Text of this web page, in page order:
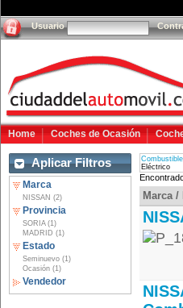
Usuario
Home Coches de Ocasión
Aplicar Filtros
Marca
NISSAN (2)
Provincia
SORIA (1)
MADRID (1)
Estado
Seminuevo (1)
Ocasión (1)
Vendedor
Combustible
Eléctrico
Marca